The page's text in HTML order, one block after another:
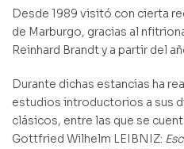
Desde 1989 visitó con cierta
de Marburgo, gracias al
Reinhard Brandt y a partir del
Durante dichas estancias ha
estudios introductorios a sus
clásicos, entre las que se
Gottfried Wilhelm LEIBNIZ: